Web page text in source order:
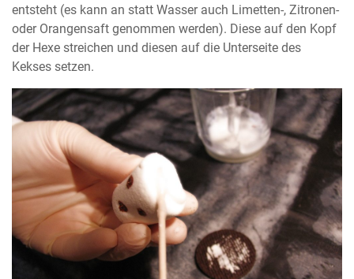
entsteht (es kann an statt Wasser auch Limetten-, Zitronen-
oder Orangensaft genommen werden). Diese auf den Kopf
der Hexe streichen und diesen auf die Unterseite des
Kekses setzen.